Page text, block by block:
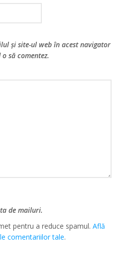
și site-ul web în acest navigator
să comentez.
de mailuri.
pentru a reduce spamul.Află
comentariilor tale.